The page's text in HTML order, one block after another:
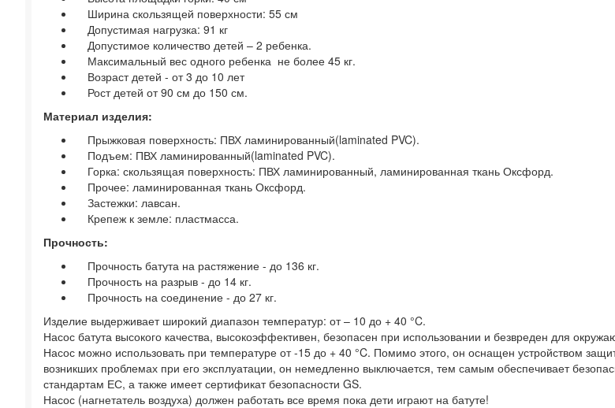
Ширина скользящей поверхности: 55 см
Допустимая нагрузка: 91 кг
Допустимое количество детей – 2 ребенка.
Максимальный вес одного ребенка не более 45 кг.
Возраст детей - от 3 до 10 лет
Рост детей от 90 см до 150 см.
Материал изделия:
Прыжковая поверхность: ПВХ ламинированный(laminated PVC).
Подъем: ПВХ ламинированный(laminated PVC).
Горка: скользящая поверхность: ПВХ ламинированный, ламинированная ткань Оксфорд.
Прочее: ламинированная ткань Оксфорд.
Застежки: лавсан.
Крепеж к земле: пластмасса.
Прочность:
Прочность батута на растяжение - до 136 кг.
Прочность на разрыв - до 14 кг.
Прочность на соединение - до 27 кг.
Изделие выдерживает широкий диапазон температур: от – 10 до + 40 °C.
Насос батута высокого качества, высокоэффективен, безопасен при использовании и безвреден для
Насос можно использовать при температуре от -15 до + 40 °C. Помимо этого, он оснащен устройством
возникших проблемах при его эксплуатации, он немедленно выключается, тем самым обеспечивает
стандартам ЕС, а также имеет сертификат безопасности GS.
Насос (нагнетатель воздуха) должен работать все время пока дети играют на батуте!